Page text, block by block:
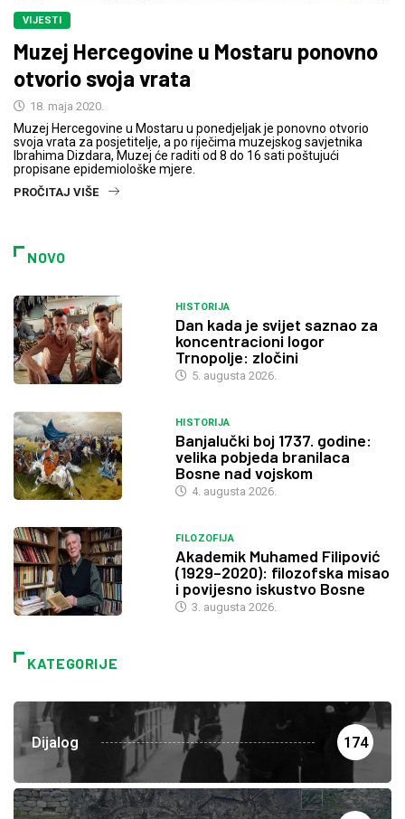
VIJESTI
Muzej Hercegovine u Mostaru ponovno
otvorio svoja vrata
18. maja 2020.
Muzej Hercegovine u Mostaru u ponedjeljak je ponovno otvorio
svoja vrata za posjetitelje, a po riječima muzejskog savjetnika
Ibrahima Dizdara, Muzej će raditi od 8 do 16 sati poštujući
propisane epidemiološke mjere.
PROČITAJ VIŠE
NOVO
HISTORIJA
Dan kada je svijet saznao za
koncentracioni logor
Trnopolje: zločini
5. augusta 2026.
HISTORIJA
Banjalučki boj 1737. godine:
velika pobjeda branilaca
Bosne nad vojskom
4. augusta 2026.
FILOZOFIJA
Akademik Muhamed Filipović
(1929–2020): filozofska misao
i povijesno iskustvo Bosne
3. augusta 2026.
KATEGORIJE
Dijalog 174